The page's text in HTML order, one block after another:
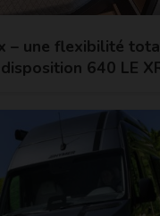
– une flexibilité
640 LE